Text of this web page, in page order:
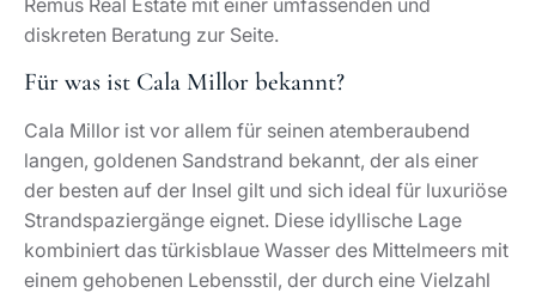
diskreten Beratung zur Seite.
Für was ist Cala Millor bekannt?
Cala Millor ist vor allem für seinen atemberaubend
langen, goldenen Sandstrand bekannt, der als einer
der besten auf der Insel gilt und sich ideal für luxuriöse
Strandspaziergänge eignet. Diese idyllische Lage
kombiniert das türkisblaue Wasser des Mittelmeers mit
einem gehobenen Lebensstil, der durch eine Vielzahl